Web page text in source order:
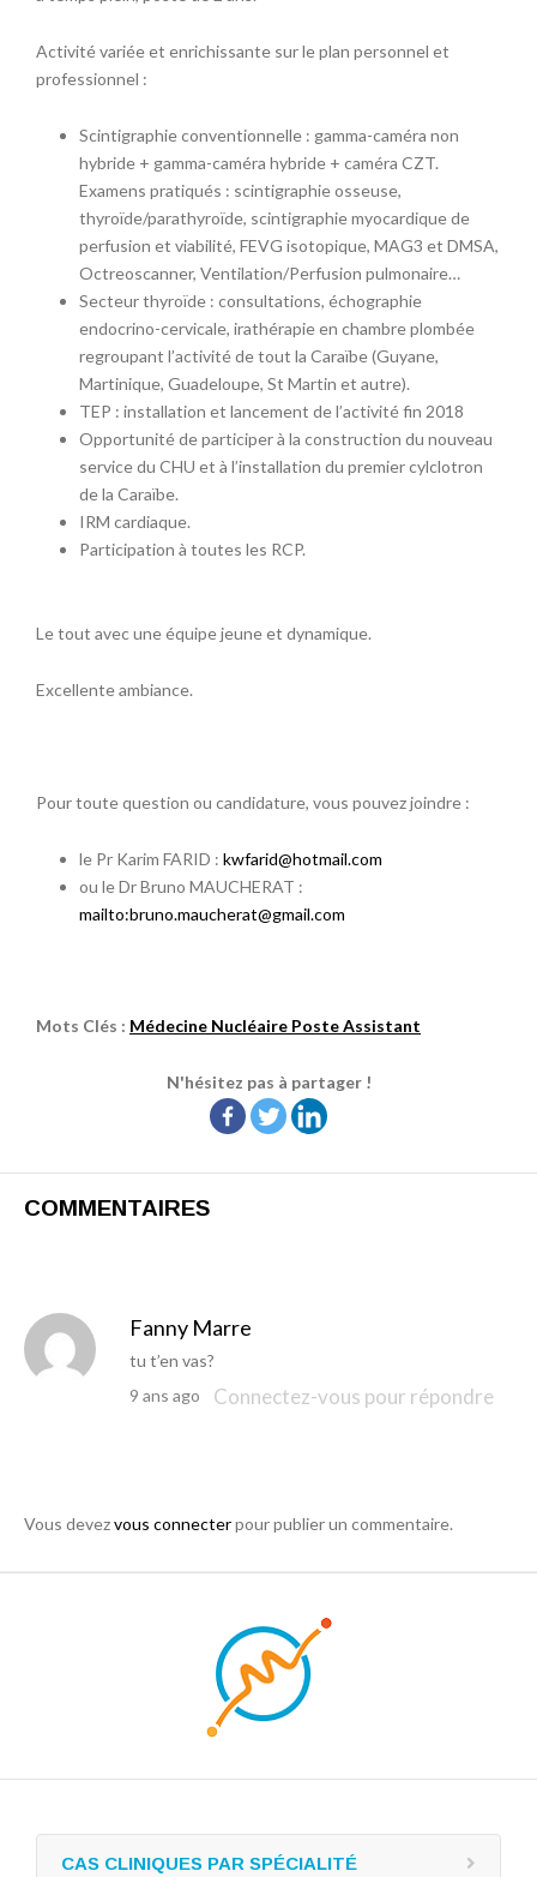
Activité variée et enrichissante sur le plan personnel et
professionnel :
Scintigraphie conventionnelle : gamma-caméra non
hybride + gamma-caméra hybride + caméra CZT.
Examens pratiqués : scintigraphie osseuse,
thyroïde/parathyroïde, scintigraphie myocardique de
perfusion et viabilité, FEVG isotopique, MAG3 et DMSA,
Octreoscanner, Ventilation/Perfusion pulmonaire…
Secteur thyroïde : consultations, échographie
endocrino-cervicale, irathérapie en chambre plombée
regroupant l’activité de tout la Caraïbe (Guyane,
Martinique, Guadeloupe, St Martin et autre).
TEP : installation et lancement de l’activité fin 2018
Opportunité de participer à la construction du nouveau
service du CHU et à l’installation du premier cylclotron
de la Caraïbe.
IRM cardiaque.
Participation à toutes les RCP.
Le tout avec une équipe jeune et dynamique.
Excellente ambiance.
Pour toute question ou candidature, vous pouvez joindre :
le Pr Karim FARID : kwfarid@hotmail.com
ou le Dr Bruno MAUCHERAT :
mailto:bruno.maucherat@gmail.com
Mots Clés : Médecine Nucléaire Poste Assistant
N'hésitez pas à partager !
COMMENTAIRES
Fanny Marre
tu t’en vas?
9 ans ago
Connectez-vous pour répondre
Vous devezvous connecterpour publier un commentaire.
CAS CLINIQUES PAR SPÉCIALITÉ